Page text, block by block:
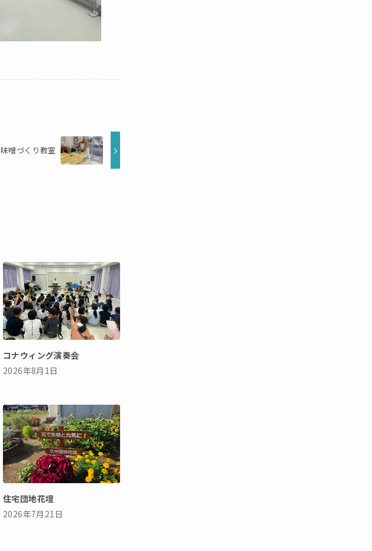
味噌づくり教室
コナウィング演奏会
2026年8月1日
住宅団地花壇
2026年7月21日